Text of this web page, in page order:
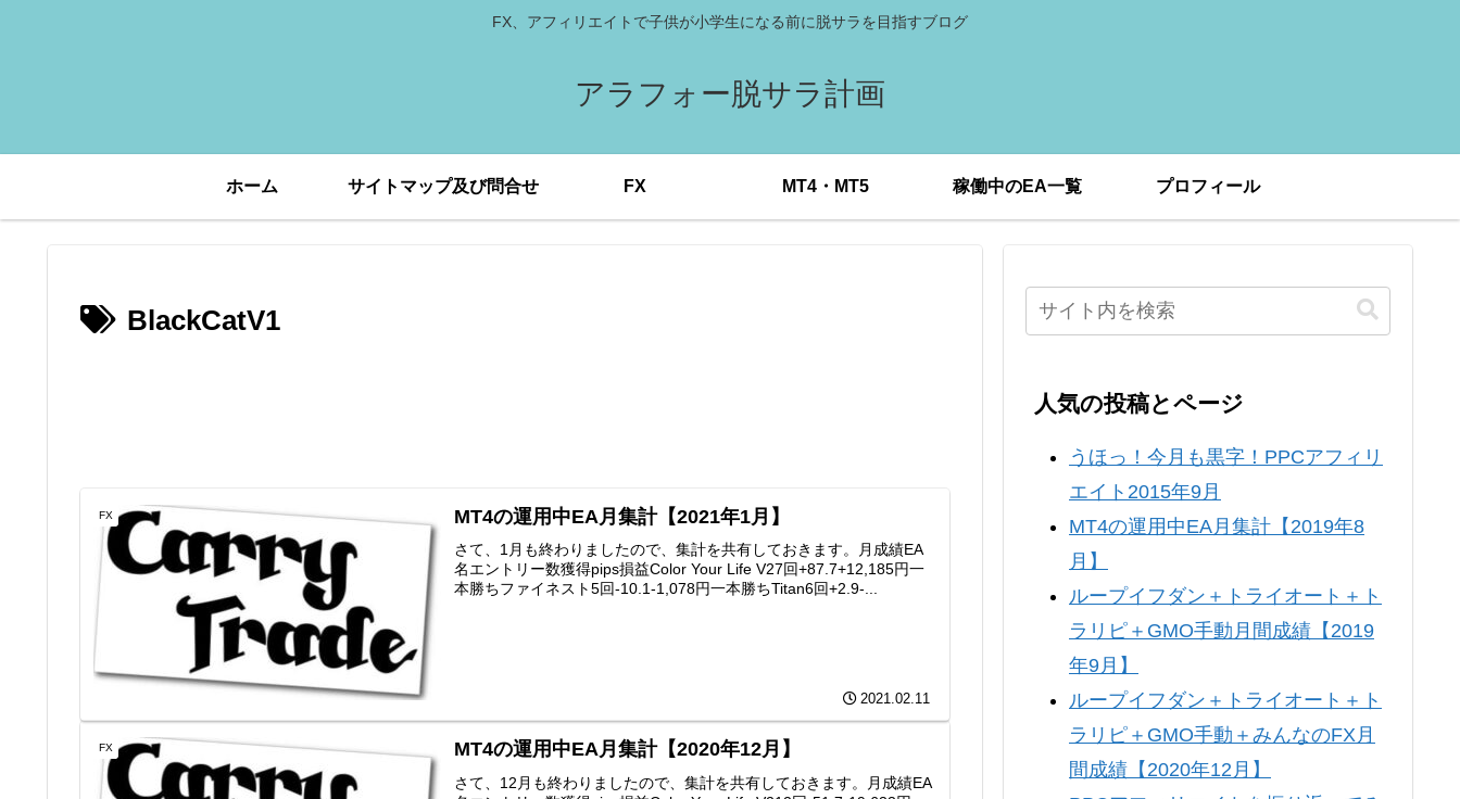
FX、アフィリエイトで子供が小学生になる前に脱サラを目指すブログ
アラフォー脱サラ計画
ホーム サイトマップ及び問合せ FX MT4・MT5 稼働中のEA一覧 プロフィール
BlackCatV1
FX MT4の運用中EA月集計【2021年1月】
さて、1月も終わりましたので、集計を共有しておきます。月成績EA
名エントリー数獲得pips損益Color Your Life V27回+87.7+12,185円一
本勝ちファイネスト5回-10.1-1,078円一本勝ちTitan6回+2.9-...
2021.02.11
FX MT4の運用中EA月集計【2020年12月】
さて、12月も終わりましたので、集計を共有しておきます。月成績EA
人気の投稿とページ
うほっ！今月も黒字！PPCアフィリ
エイト2015年9月
MT4の運用中EA月集計【2019年8
月】
ループイフダン＋トライオート＋ト
ラリピ＋GMO手動月間成績【2019
年9月】
ループイフダン＋トライオート＋ト
ラリピ＋GMO手動＋みんなのFX月
間成績【2020年12月】